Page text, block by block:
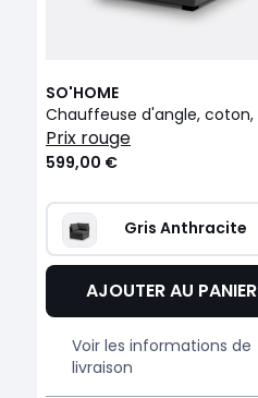
SO'HOME
prix rouge
599,00 €
Gris Anthracite
AJOUTER AU PANIER
Voir les informations de
livraison